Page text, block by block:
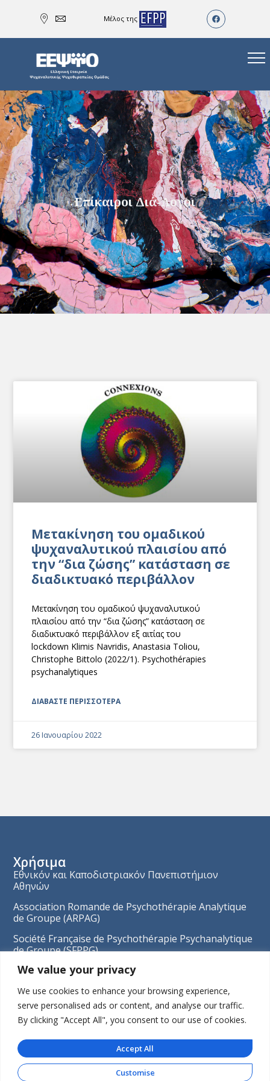
We value your privacy
We use cookies to enhance your browsing experience,
serve personalised ads or content, and analyse our traffic.
By clicking "Accept All", you consent to our use of cookies.
Customise
Accept All
Μέλος της
Επίκαιροι Διά-Λογοι
Mετακίνηση του ομαδικού
ψυχαναλυτικού πλαισίου από
την “δια ζώσης” κατάσταση σε
διαδικτυακό περιβάλλον
Mετακίνηση του ομαδικού ψυχαναλυτικού
πλαισίου από την “δια ζώσης” κατάσταση σε
διαδικτυακό περιβάλλον εξ αιτίας του
lockdown Klimis Navridis, Anastasia Toliou,
Christophe Bittolo (2022/1). Psychothérapies
psychanalytiques
ΔΙΑΒΑΣΤΕ ΠΕΡΙΣΣΟΤΕΡΑ
26 Ιανουαρίου 2022
Χρήσιμα
Εθνικόν και Καποδιστριακόν Πανεπιστήμιον
Αθηνών
Association Romande de Psychothérapie Analytique
de Groupe (ARPAG)
Société Française de Psychothérapie Psychanalytique
de Groupe (SFPPG)
European Federation for Psychoanalytic
Πληροφορίες
Τα Νέα μας
Πολιτική Απορρήτου
Cookies
Επικοινωνία